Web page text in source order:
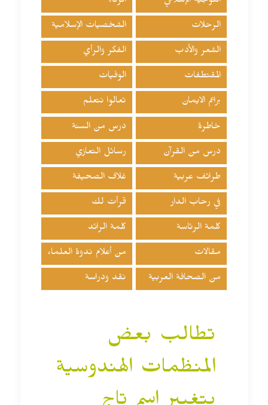
الرحلات الشخصيات الإسلامية
الشعر والأدب الفكر والرأي
المقتطفات الوفيات
براعم الايمان تعالوا نتعلم
خاطرة درس من السنة
درس من القرآن رسائل التعازي
طرائف عربية غلاف الصحيفة
في رحاب الدار قرأت لك
كلمة الرئاسة كلمة الرائد
مقالات من أعلام ندوة العلماء
من الصحافة العربية نقد ودراسة
تطالب بعض
المنظمات الهندوسية